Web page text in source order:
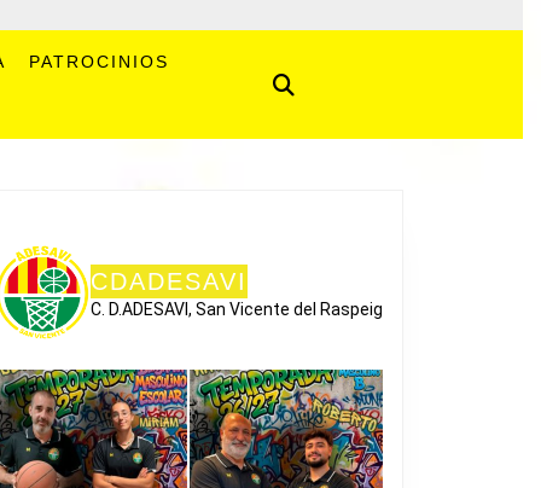
PATROCINIOS
CDADESAVI
C. D.ADESAVI, San Vicente del Raspeig